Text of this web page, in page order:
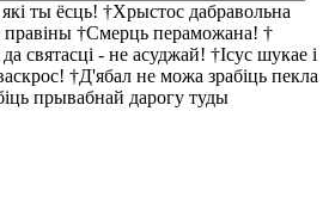
ты ёсць! †Хрыстос дабравольна
†Смерць пераможана! †
святасці - не асуджай! †Ісус шукае і
†Д'ябал не можа зрабіць пекла
прывабнай дарогу туды